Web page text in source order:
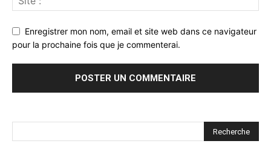
Enregistrer mon nom, email et site web dans ce navigateur
pour la prochaine fois que je commenterai.